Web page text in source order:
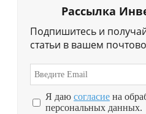
Рассылка
Подпишитесь и
статьи в вашем
Я даю согласие на
персональных данных.